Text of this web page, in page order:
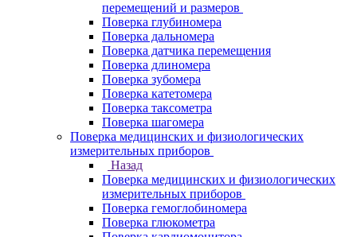
перемещений и размеров
Поверка глубиномера
Поверка дальномера
Поверка датчика перемещения
Поверка длиномера
Поверка зубомера
Поверка катетомера
Поверка таксометра
Поверка шагомера
Поверка медицинских и физиологических
измерительных приборов
Назад
Поверка медицинских и физиологических
измерительных приборов
Поверка гемоглобиномера
Поверка глюкометра